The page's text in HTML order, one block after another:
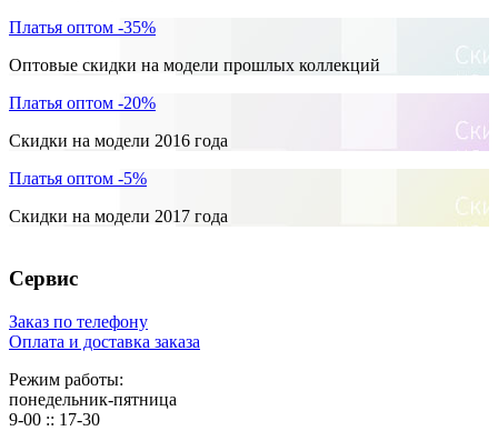
Платья оптом -35%
Оптовые скидки на модели прошлых коллекций
Платья оптом -20%
Скидки на модели 2016 года
Платья оптом -5%
Скидки на модели 2017 года
Сервис
Заказ по телефону
Оплата и доставка заказа
Режим работы:
понедельник-пятница
9-00 :: 17-30